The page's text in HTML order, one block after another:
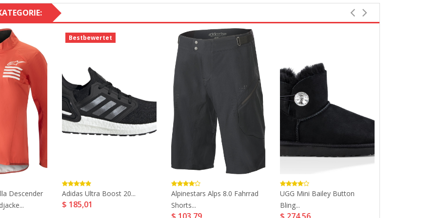
Descender
Bestbewertet
Adidas Ultra Boost 20...
$ 185,01
Alpinestars Alps 8.0 Fahrrad
Shorts...
UGG Mini Bailey Button
Bling...